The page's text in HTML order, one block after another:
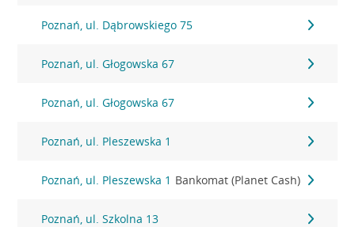
Poznań, ul. Dąbrowskiego 75
Poznań, ul. Głogowska 67
Poznań, ul. Głogowska 67
Poznań, ul. Pleszewska 1
Poznań, ul. Pleszewska 1 Bankomat (Planet Cash)
Poznań, ul. Szkolna 13